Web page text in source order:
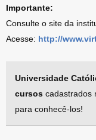
Importante:
Consulte o site da
Acesse: http://
Universidade
cursos cadastrados
para conhecê-los!